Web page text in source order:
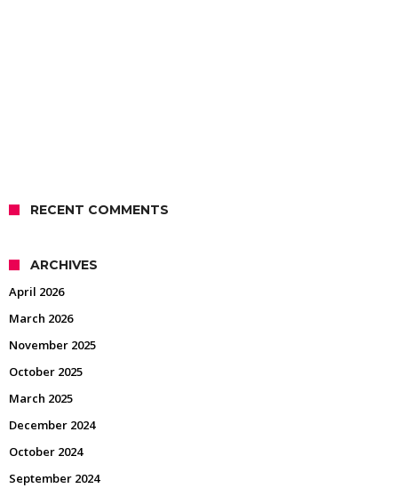
RECENT COMMENTS
ARCHIVES
April 2026
March 2026
November 2025
October 2025
March 2025
December 2024
October 2024
September 2024